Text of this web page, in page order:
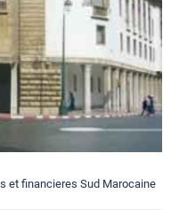
et financieres Sud Marocaine